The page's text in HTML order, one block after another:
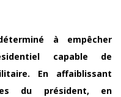
à empêcher
capable de
En affaiblissant
du président, en